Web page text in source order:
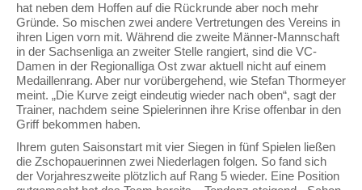
hat neben dem Hoffen auf die Rückrunde aber noch mehr
Gründe. So mischen zwei andere Vertretungen des Vereins in
ihren Ligen vorn mit. Während die zweite Männer-Mannschaft
in der Sachsenliga an zweiter Stelle rangiert, sind die VC-
Damen in der Regionalliga Ost zwar aktuell nicht auf einem
Medaillenrang. Aber nur vorübergehend, wie Stefan Thormeyer
meint. „Die Kurve zeigt eindeutig wieder nach oben“, sagt der
Trainer, nachdem seine Spielerinnen ihre Krise offenbar in den
Griff bekommen haben.
Ihrem guten Saisonstart mit vier Siegen in fünf Spielen ließen
die Zschopauerinnen zwei Niederlagen folgen. So fand sich
der Vorjahreszweite plötzlich auf Rang 5 wieder. Eine Position